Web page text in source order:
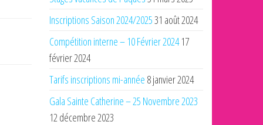
Inscriptions Saison 2024/202531 août 2024
Compétition interne – 10 Février 2024 17
février 2024
Tarifs inscriptions mi-année 8 janvier 2024
Gala Sainte Catherine – 25 Novembre 2023
12 décembre 2023